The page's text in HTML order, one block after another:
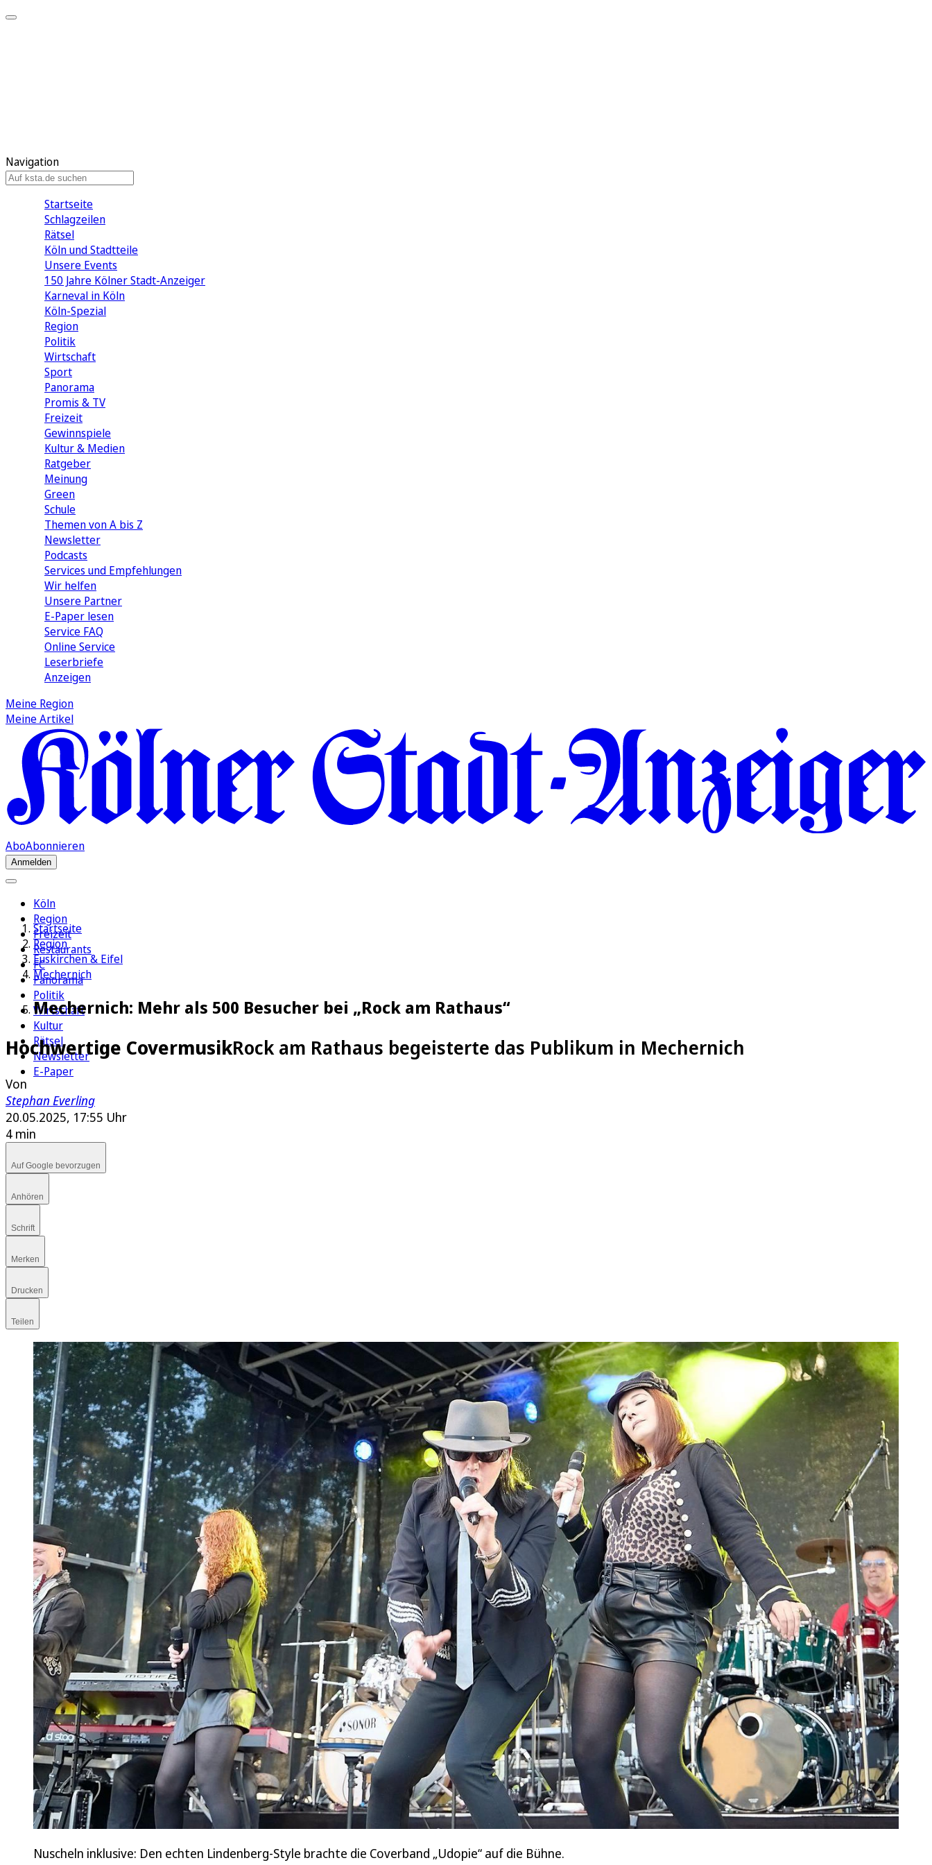
Navigation
Startseite
Schlagzeilen
Rätsel
Köln und Stadtteile
Unsere Events
150 Jahre Kölner Stadt-Anzeiger
Karneval in Köln
Köln-Spezial
Region
Politik
Wirtschaft
Sport
Panorama
Promis & TV
Freizeit
Gewinnspiele
Kultur & Medien
Ratgeber
Meinung
Green
Schule
Themen von A bis Z
Newsletter
Podcasts
Services und Empfehlungen
Wir helfen
Unsere Partner
E-Paper lesen
Service FAQ
Online Service
Leserbriefe
Anzeigen
Meine Region
Meine Artikel
AboAbonnieren
Anmelden
Köln
Region
Freizeit
Restaurants
FC
Panorama
Politik
Wirtschaft
Kultur
Rätsel
Newsletter
E-Paper
Startseite
Region
Euskirchen & Eifel
Mechernich
Mechernich: Mehr als 500 Besucher bei „Rock am Rathaus“
Hochwertige CovermusikRock am Rathaus begeisterte das Publikum in Mechernich
Von
Stephan Everling
20.05.2025, 17:55 Uhr
4 min
Auf Google bevorzugen
Anhören
Schrift
Merken
Drucken
Teilen
Nuscheln inklusive: Den echten Lindenberg-Style brachte die Coverband „Udopie“ auf die Bühne.